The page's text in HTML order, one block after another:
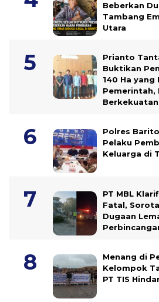
Beberkan
Tambang
Utara
Prianto
Buktikan
140 Ha
Pemerintah,
Polres
Pelaku
Keluarga di
PT MBL
Fatal,
Dugaan
Menang di
Kelompok
PT TIS